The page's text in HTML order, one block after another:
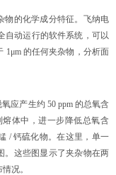
物的化学成分特征。飞纳电
自动运行的软件系统，可以
1μm 的任何夹杂物，分析面
应产生约 50 ppm 的总氧含
体中，进一步降低总氧含
/ 钙硫化物。在这里，单一
。这些图显示了夹杂物在两
况。